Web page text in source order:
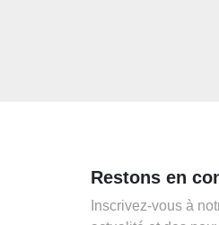
Restons en
Inscrivez-vous à